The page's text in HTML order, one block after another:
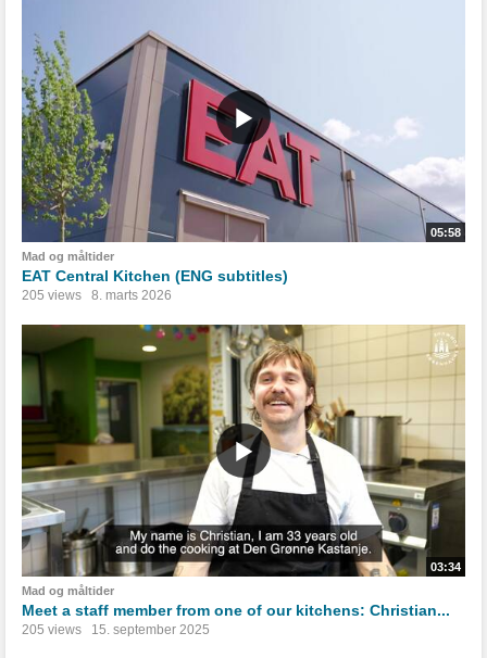
05:58
Mad og måltider
EAT Central Kitchen (ENG subtitles)
205 views 8. marts 2026
03:34
Mad og måltider
Meet a staff member from one of our kitchens: Christian...
205 views 15. september 2025